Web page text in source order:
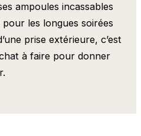
ampoules incassables
les longues soirées
prise extérieure, c’est
à faire pour donner